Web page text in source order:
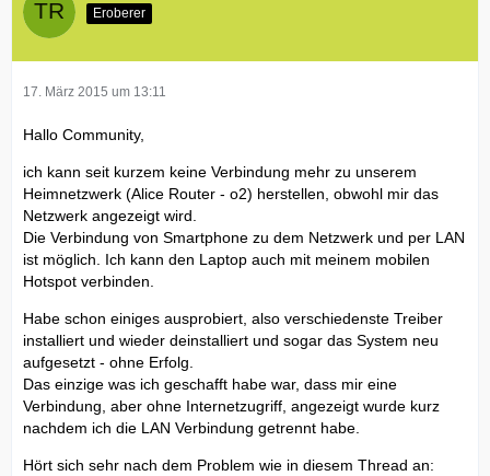
Eroberer
17. März 2015 um 13:11
Hallo Community,
ich kann seit kurzem keine Verbindung mehr zu unserem
Heimnetzwerk (Alice Router - o2) herstellen, obwohl mir das
Netzwerk angezeigt wird.
Die Verbindung von Smartphone zu dem Netzwerk und per LAN
ist möglich. Ich kann den Laptop auch mit meinem mobilen
Hotspot verbinden.
Habe schon einiges ausprobiert, also verschiedenste Treiber
installiert und wieder deinstalliert und sogar das System neu
aufgesetzt - ohne Erfolg.
Das einzige was ich geschafft habe war, dass mir eine
Verbindung, aber ohne Internetzugriff, angezeigt wurde kurz
nachdem ich die LAN Verbindung getrennt habe.
Hört sich sehr nach dem Problem wie in diesem Thread an: